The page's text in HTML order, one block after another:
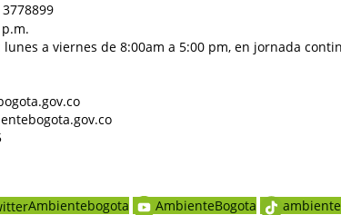
a viernes de 8:00am a 5:00 pm, en jornada
Ambientebogota AmbienteBogota